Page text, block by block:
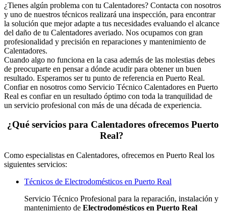
¿Tienes algún problema con tu Calentadores? Contacta con nosotros
y uno de nuestros técnicos realizará una inspección, para encontrar
la solución que mejor adapte a tus necesidades evaluando el alcance
del daño de tu Calentadores averiado. Nos ocupamos con gran
profesionalidad y precisión en reparaciones y mantenimiento de
Calentadores.
Cuando algo no funciona en la casa además de las molestias debes
de preocuparte en pensar a dónde acudir para obtener un buen
resultado. Esperamos ser tu punto de referencia en Puerto Real.
Confiar en nosotros como Servicio Técnico Calentadores en Puerto
Real es confiar en un resultado óptimo con toda la tranquilidad de
un servicio profesional con más de una década de experiencia.
¿Qué servicios para Calentadores ofrecemos Puerto
Real?
Como especialistas en Calentadores, ofrecemos en Puerto Real los
siguientes servicios:
Técnicos de Electrodomésticos en Puerto Real
Servicio Técnico Profesional para la reparación, instalación y
mantenimiento de Electrodomésticos en Puerto Real